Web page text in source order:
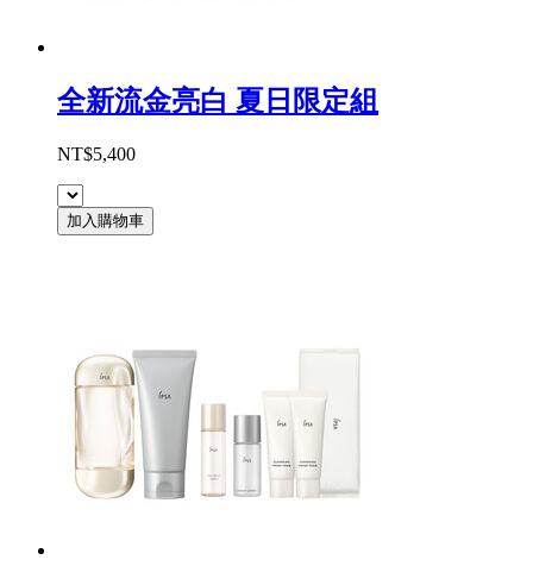
全新流金亮白 夏日限定組
NT$5,400
加入購物車